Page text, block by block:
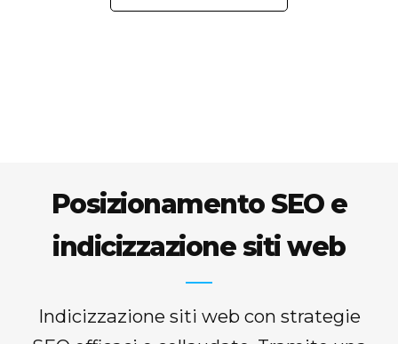
Posizionamento SEO e
indicizzazione siti web
Indicizzazione siti web con strategie